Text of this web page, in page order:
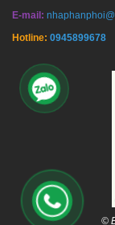
E-mail:
Hotline: 0945899678
©